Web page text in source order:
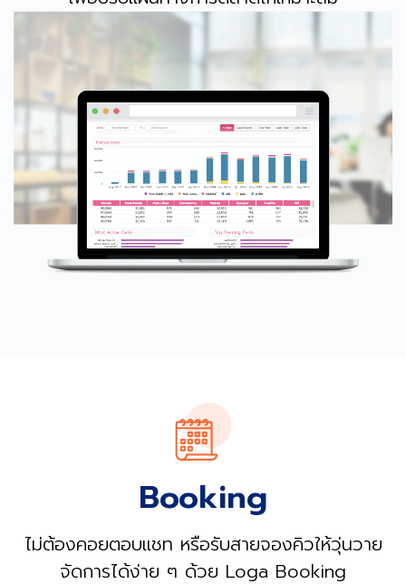
Booking
ไม่ต้องคอยตอบแชท หรือรับสายจองคิวให้วุ่นวาย
จัดการได้ง่าย ๆ ด้วย Loga Booking